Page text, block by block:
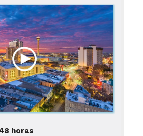
Miami
puedes consultar la
mencionados a
horas